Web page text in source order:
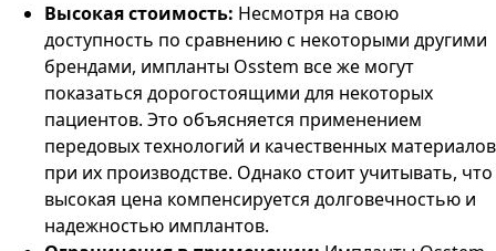
Высокая стоимость: Несмотря на свою
доступность по сравнению с некоторыми другими
брендами, импланты Osstem все же могут
показаться дорогостоящими для некоторых
пациентов. Это объясняется применением
передовых технологий и качественных материалов
при их производстве. Однако стоит учитывать, что
высокая цена компенсируется долговечностью и
надежностью имплантов.